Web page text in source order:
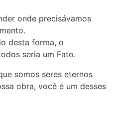
onde precisávamos
desta forma, o
seria um Fato.
somos seres eternos
obra, você é um desses